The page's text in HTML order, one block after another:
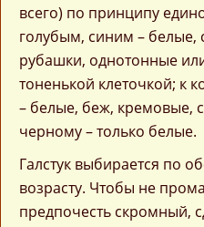
всего) по принципу
голубым, синим – белые,
рубашки, однотонные
тоненькой клеточкой; к
– белые, беж, кремовые,
черному – только белые.
Галстук выбирается по
возрасту. Чтобы не
предпочесть скромный,